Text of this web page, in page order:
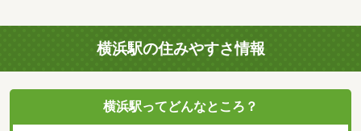
横浜駅の住みやすさ情報
横浜駅ってどんなところ？